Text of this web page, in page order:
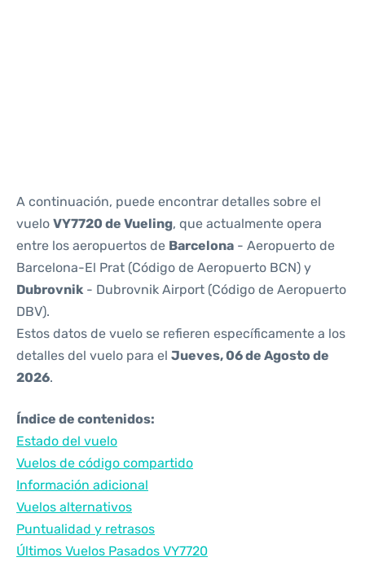
A continuación, puede encontrar detalles sobre el
vuelo VY7720 de Vueling, que actualmente opera
entre los aeropuertos de Barcelona - Aeropuerto de
Barcelona-El Prat (Código de Aeropuerto BCN) y
Dubrovnik - Dubrovnik Airport (Código de Aeropuerto
DBV).
Estos datos de vuelo se refieren específicamente a los
detalles del vuelo para el Jueves, 06 de Agosto de
2026.
Índice de contenidos:
Estado del vuelo
Vuelos de código compartido
Información adicional
Vuelos alternativos
Puntualidad y retrasos
Últimos Vuelos Pasados VY7720